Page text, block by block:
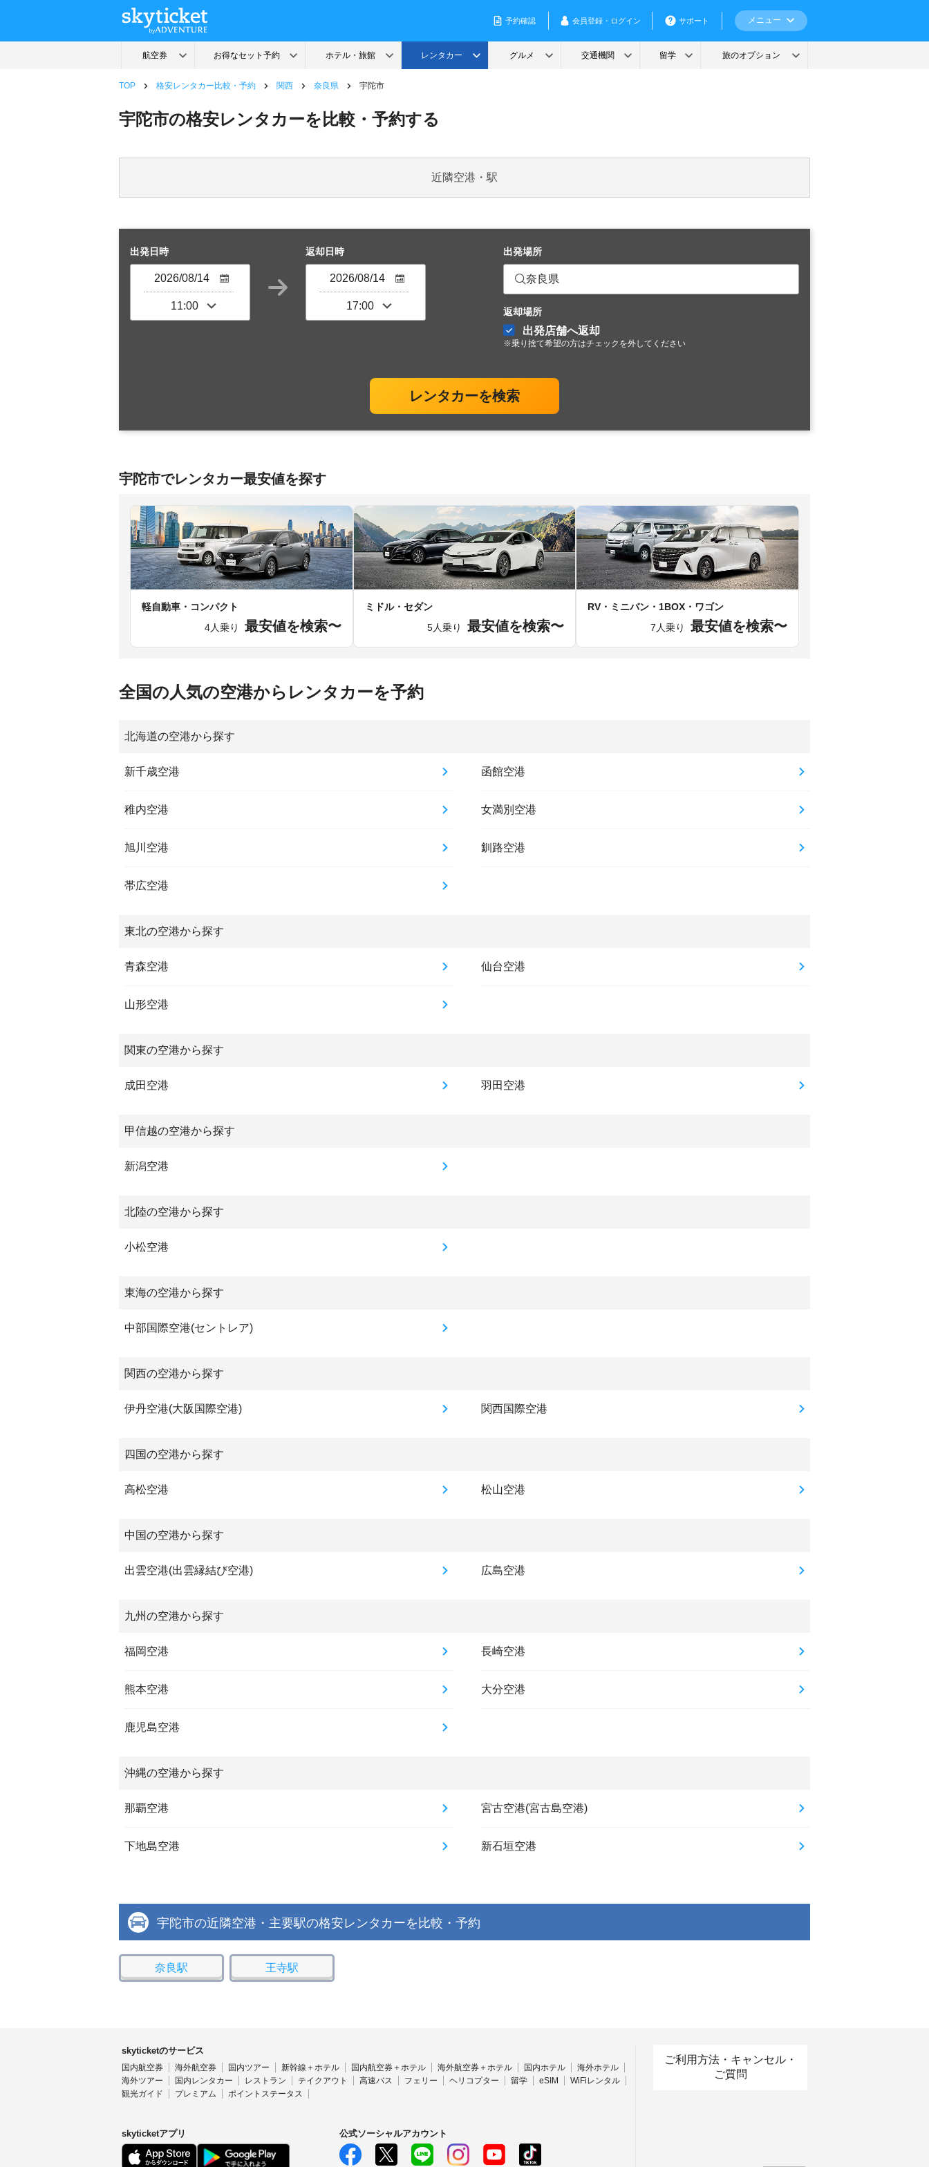
TOP 格安レンタカー比較・予約 関西 奈良県 宇陀市
宇陀市の格安レンタカーを比較・予約する
近隣空港・駅
出発日時 返却日時 出発場所
奈良県
返却場所
出発店舗へ返却
※乗り捨て希望の方はチェックを外してください
レンタカーを検索
宇陀市でレンタカー最安値を探す
軽自動車・コンパクト
4人乗り
最安値を検索〜
ミドル・セダン
5人乗り
最安値を検索〜
RV・ミニバン・1BOX・ワゴン
7人乗り
最安値を検索〜
全国の人気の空港からレンタカーを予約
北海道の空港から探す
新千歳空港 函館空港
稚内空港 女満別空港
旭川空港 釧路空港
帯広空港
東北の空港から探す
青森空港 仙台空港
山形空港
関東の空港から探す
成田空港 羽田空港
甲信越の空港から探す
新潟空港
北陸の空港から探す
小松空港
東海の空港から探す
中部国際空港(セントレア)
関西の空港から探す
伊丹空港(大阪国際空港) 関西国際空港
四国の空港から探す
高松空港 松山空港
中国の空港から探す
出雲空港(出雲縁結び空港) 広島空港
九州の空港から探す
福岡空港 長崎空港
熊本空港 大分空港
鹿児島空港
沖縄の空港から探す
那覇空港 宮古空港(宮古島空港)
下地島空港 新石垣空港
宇陀市の近隣空港・主要駅の格安レンタカーを比較・予約
奈良駅 王寺駅